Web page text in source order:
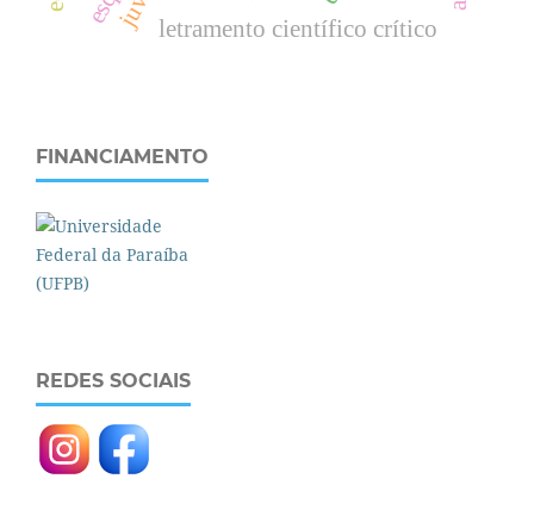
letramento científico crítico
FINANCIAMENTO
REDES SOCIAIS